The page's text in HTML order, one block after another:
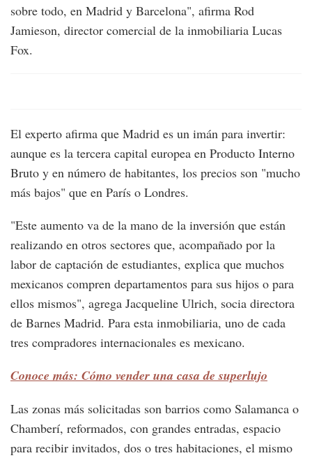
sobre todo, en Madrid y Barcelona", afirma Rod
Jamieson, director comercial de la inmobiliaria Lucas
Fox.
El experto afirma que Madrid es un imán para invertir:
aunque es la tercera capital europea en Producto Interno
Bruto y en número de habitantes, los precios son "mucho
más bajos" que en París o Londres.
"Este aumento va de la mano de la inversión que están
realizando en otros sectores que, acompañado por la
labor de captación de estudiantes, explica que muchos
mexicanos compren departamentos para sus hijos o para
ellos mismos", agrega Jacqueline Ulrich, socia directora
de Barnes Madrid. Para esta inmobiliaria, uno de cada
tres compradores internacionales es mexicano.
Conoce más: Cómo vender una casa de superlujo
Las zonas más solicitadas son barrios como Salamanca o
Chamberí, reformados, con grandes entradas, espacio
para recibir invitados, dos o tres habitaciones, el mismo